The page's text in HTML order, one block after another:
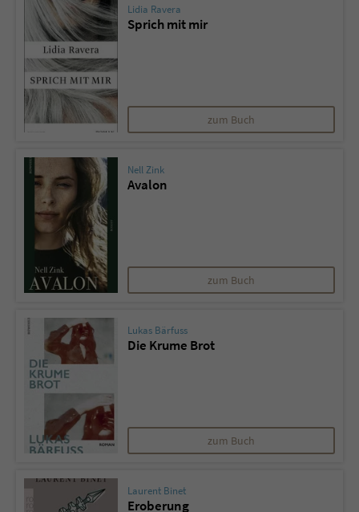
Lidia Ravera
Sprich mit mir
zum Buch
Nell Zink
Avalon
zum Buch
Lukas Bärfuss
Die Krume Brot
zum Buch
Laurent Binet
Eroberung